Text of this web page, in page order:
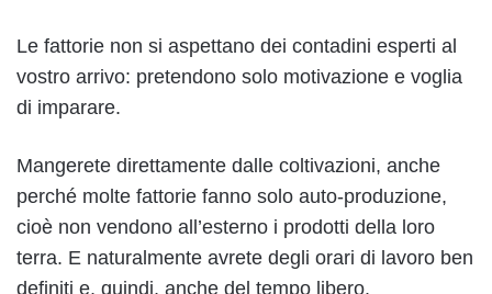
Le fattorie non si aspettano dei contadini esperti al
vostro arrivo: pretendono solo motivazione e voglia
di imparare.
Mangerete direttamente dalle coltivazioni, anche
perché molte fattorie fanno solo auto-produzione,
cioè non vendono all’esterno i prodotti della loro
terra. E naturalmente avrete degli orari di lavoro ben
definiti e, quindi, anche del tempo libero.